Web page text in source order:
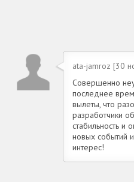
ata-jamroz [30
Совершенно
последнее
вылеты, что
разработчики
стабильность и
новых событий
интерес!